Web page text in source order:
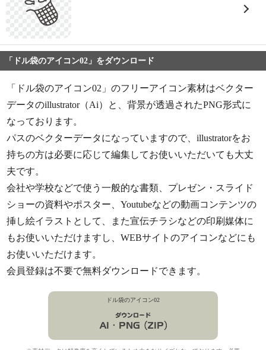
「ドル袋のアイコン02」をダウンロード
「ドル袋のアイコン02」のフリーアイコン素材はベクター
データのillustrator（Ai）と、背景が透過されたPNG形式に
なっております。
パスのベクターデータになっていますので、illustratorをお
持ちの方は必要に応じて編集してお使いいただいても大丈
夫です。
会社や学校などで使う一般的な書類、プレゼン・スライド
ショーの資料やポスター、Youtubeなどの動画コンテンツの
挿し絵イラストとして、また宣伝チラシなどの印刷媒体に
もお使いいただけますし、WEBサイトのアイコンなどにも
お使いいただけます。
会員登録は不要で無料ダウンロードできます。
ドル袋のアイコン02